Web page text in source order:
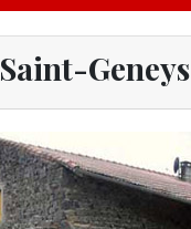
Saint-Geneys